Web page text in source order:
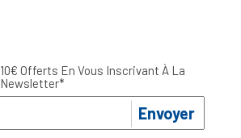
10€ Offerts En Vous Inscrivant À La
Newsletter*
Envoyer